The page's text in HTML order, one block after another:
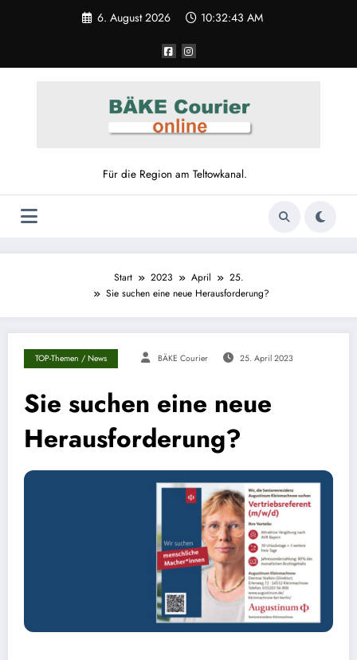
6. August 2026 10:32:44 AM
Für die Region am Teltowkanal.
Start 2023 April
25.
Sie suchen eine neue Herausforderung?
TOP-Themen / News BÄKE Courier 25. April 2023
Sie suchen eine neue
Herausforderung?